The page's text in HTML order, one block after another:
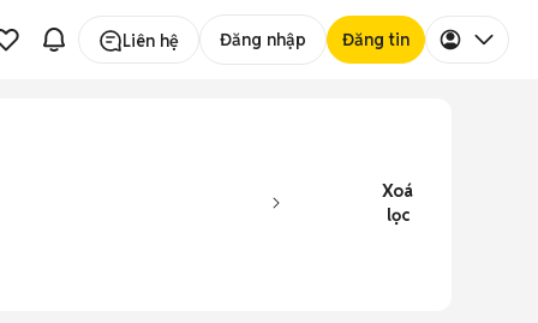
Liên hệ Đăng nhập Đăng tin
Xoá
lọc